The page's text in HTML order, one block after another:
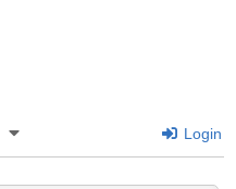
Login